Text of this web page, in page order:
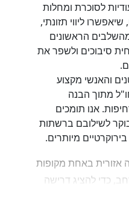
לסוכרת ומחלות
ליווי תזונתי,
מהשלבים הראשונים
סיבוכים ולשפר את
והאנשי מקצוע
מתוך הבנה
אנו תומכים
לשילובם ברשתות
מיותרים.
אזורית באחת מקופות
כדי להציג דרישה